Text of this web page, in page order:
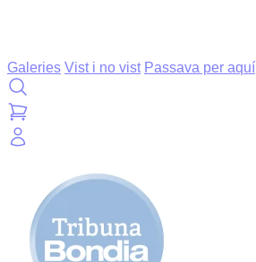
Galeries Vist i no vist Passava per aquí